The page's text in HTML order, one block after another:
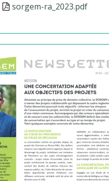
Document
sorgem-ra_2023.pdf